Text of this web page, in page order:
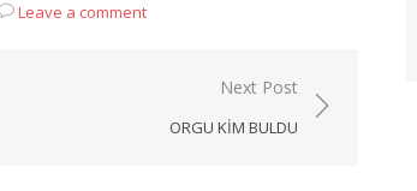
Leave a comment
Next Post
ORGU KIM BULDU